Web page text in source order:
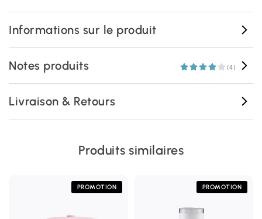
Informations sur le produit
Notes produits (4)
Livraison & Retours
Produits similaires
PROMOTION PROMOTION